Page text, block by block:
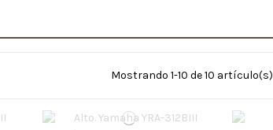
Mostrando 1-10 de 10 artículo(s)